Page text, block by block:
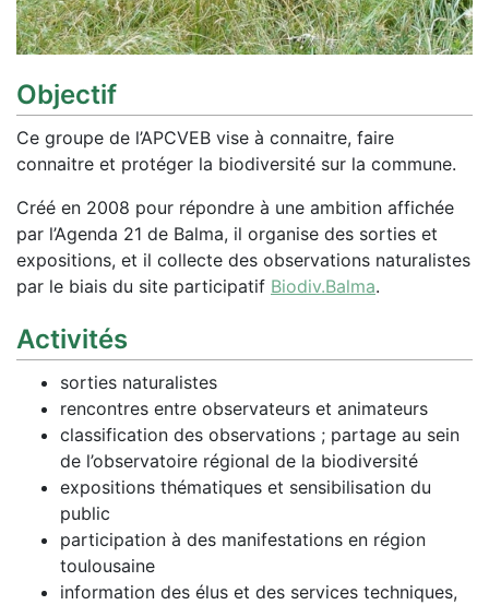
Objectif
Ce groupe de l’APCVEB vise à connaitre, faire
connaitre et protéger la biodiversité sur la commune.
Créé en 2008 pour répondre à une ambition affichée
par l’Agenda 21 de Balma, il organise des sorties et
expositions, et il collecte des observations naturalistes
par le biais du site participatif Biodiv.Balma.
Activités
sorties naturalistes
rencontres entre observateurs et animateurs
classification des observations ; partage au sein
de l’observatoire régional de la biodiversité
expositions thématiques et sensibilisation du
public
participation à des manifestations en région
toulousaine
information des élus et des services techniques,